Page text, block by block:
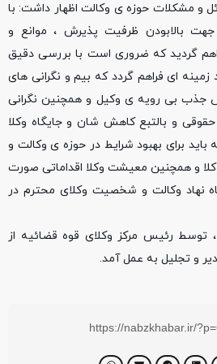
و مشکلات حوزه ی وکالت اظهار داشت: با
بالابودن ظرفیت پذیرش ، موانع و
گردید که ضروری است با بررسی دقیق
ای فراهم گردد که بیم و نگرانی های
جذب بی رویه ی وکیل و همچنین نگرانی
و بالتبع کاهش شان و جایگاه وکلا
برای بهبود شرایط در حوزه ی وکالت و
و همچنین معیشت وکلا اقداماتی صورت
نهاد وکالت و شخصیت وکلای محترم در
رئیس مرکز وکلای قوه قضائیه از
و تجلیل به عمل آمد.
https://nabzkhabar.ir/